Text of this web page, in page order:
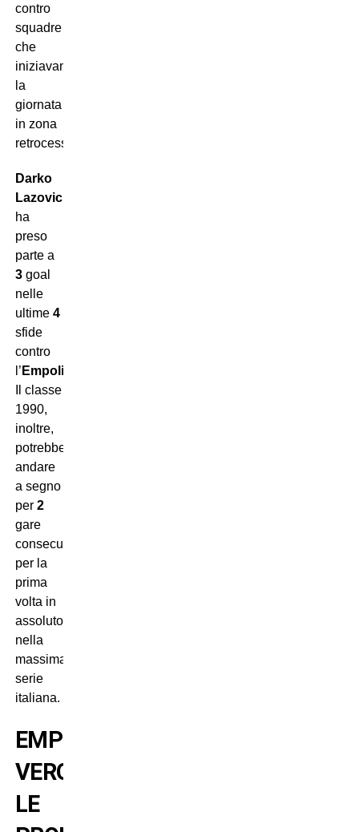
contro
squadre
che
iniziavano
la
giornata
in zona
retrocessione.
Darko
Lazovic
ha
preso
parte a
3 goal
nelle
ultime 4
sfide
contro
l’ Empoli
Il classe
1990,
inoltre,
potrebbe
andare
a segno
per 2
gare
consecutive
per la
prima
volta in
assoluto
nella
massima
serie
italiana.
EMPOLI-
VERONA:
LE